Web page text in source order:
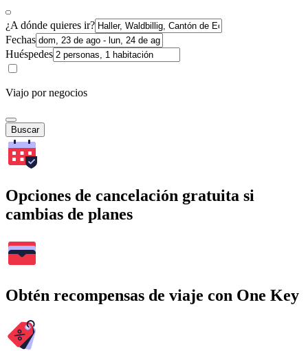
¿A dónde quieres ir?
Fechas
Huéspedes
Viajo por negocios
Buscar
Opciones de cancelación gratuita si
cambias de planes
Obtén recompensas de viaje con One Key